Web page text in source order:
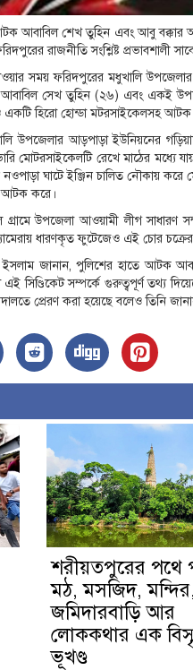
আবাবিল শেখ তুহিন এবং আবু বক্কার
রাজনীতি সংশ্লিষ্ট
সময় ফরিদপুরের মধুখালি
আবাবিল সেখ তুহিন (২৬) এবং একই
হিরো হোন্ডা মটরসাইকেলসহ আটক
উপজেলার আড়পাড়া ইউনিয়নের
মোটরসাইকেলটি রেখে মাঠের মধ্যে
ঘাটে ইঞ্জিন চালিত নৌকায় করে
আটক করে।
উপজেলা আওয়ামী লীগ সাধারণ
ধারণকৃত ফুটেজেও এই চোর
ইসলাম জানান, পুলিশের হাতে আটক
এই সিণ্ডিকেট সম্পর্কে গুরুত্বপূর্ণ তথ্য
প্রেরণ করা হয়েছে বলেও তিনি
শরীয়তপুরের পথে
মঠ, মসজিদ, মন্দির,
জমিদারবাড়ি আর
লোককথার এক
ভূখণ্ড